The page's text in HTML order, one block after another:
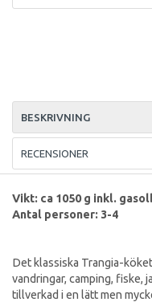
BESKRIVNING
RECENSIONER
Vikt: ca 1050 g inkl.
Antal personer: 3-4
Det klassiska Trangia-
vandringar, camping, fiske,
tillverkad i en lätt men